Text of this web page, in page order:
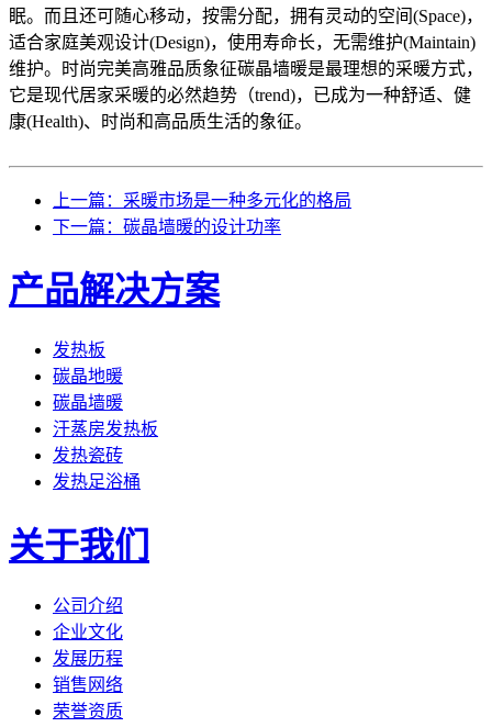
眠。而且还可随心移动，按需分配，拥有灵动的空间(Space)，
适合家庭美观设计(Design)，使用寿命长，无需维护(Maintain)
维护。时尚完美高雅品质象征碳晶墙暖是最理想的采暖方式，
它是现代居家采暖的必然趋势（trend)，已成为一种舒适、健
康(Health)、时尚和高品质生活的象征。
上一篇：采暖市场是一种多元化的格局
下一篇：碳晶墙暖的设计功率
产品解决方案
发热板
碳晶地暖
碳晶墙暖
汗蒸房发热板
发热瓷砖
发热足浴桶
关于我们
公司介绍
企业文化
发展历程
销售网络
荣誉资质